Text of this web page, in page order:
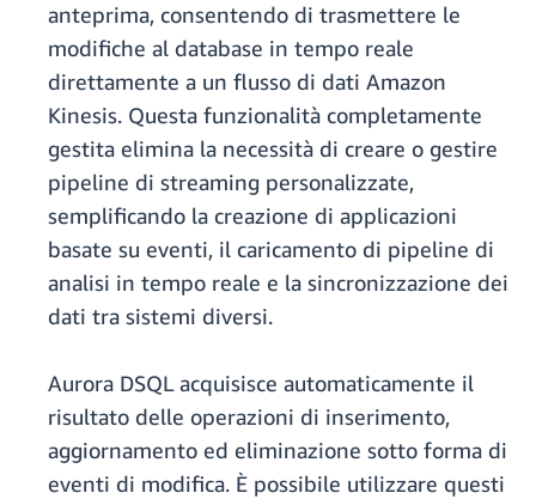
anteprima, consentendo di trasmettere le
modifiche al database in tempo reale
direttamente a un flusso di dati Amazon
Kinesis. Questa funzionalità completamente
gestita elimina la necessità di creare o gestire
pipeline di streaming personalizzate,
semplificando la creazione di applicazioni
basate su eventi, il caricamento di pipeline di
analisi in tempo reale e la sincronizzazione dei
dati tra sistemi diversi.
Aurora DSQL acquisisce automaticamente il
risultato delle operazioni di inserimento,
aggiornamento ed eliminazione sotto forma di
eventi di modifica. È possibile utilizzare questi